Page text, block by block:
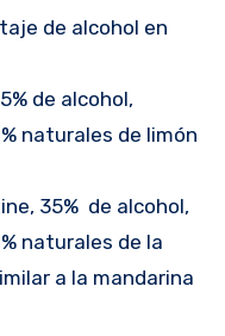
de alcohol en
de alcohol,
naturales de limón
35% de alcohol,
naturales de la
a la mandarina